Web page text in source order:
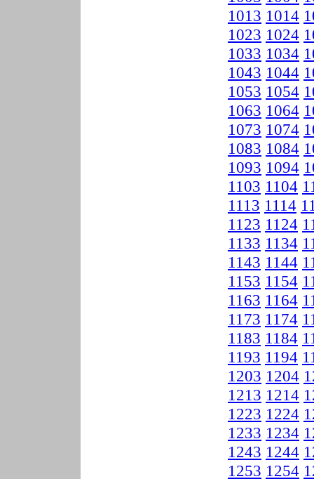
1013 1014
1023 1024
1033 1034
1043 1044
1053 1054
1063 1064
1073 1074
1083 1084
1093 1094
1103 1104
1113 1114
1123 1124
1133 1134
1143 1144
1153 1154
1163 1164
1173 1174
1183 1184
1193 1194
1203 1204
1213 1214
1223 1224
1233 1234
1243 1244
1253 1254